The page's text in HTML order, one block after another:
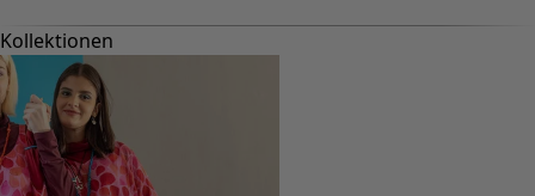
Kollektionen